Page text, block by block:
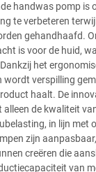
handwas pomp is
te verbeteren
gehandhaafd.
is voor de huid,
het
wordt verspilling
haalt. De
de kwaliteit
in lijn met
zijn
creëren die
van